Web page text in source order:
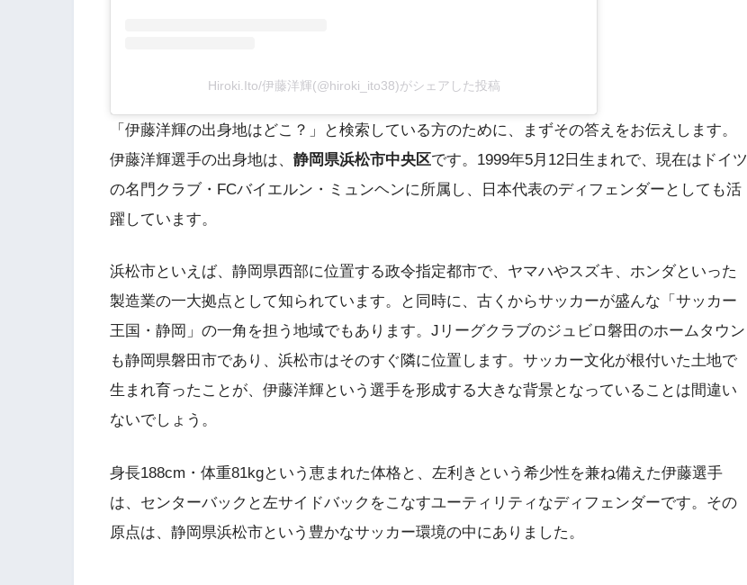
Hiroki.Ito/伊藤洋輝(@hiroki_ito38)がシェアした投稿
「伊藤洋輝の出身地はどこ？」と検索している方のために、まずその答えをお伝えします。
伊藤洋輝選手の出身地は、 静岡県浜松市中央区です。1999年5月12日生まれで、現在はドイツ
の名門クラブ・FCバイエルン・ミュンヘンに所属し、日本代表のディフェンダーとしても活
躍しています。
浜松市といえば、静岡県西部に位置する政令指定都市で、ヤマハやスズキ、ホンダといった
製造業の一大拠点として知られています。と同時に、古くからサッカーが盛んな「サッカー
王国・静岡」の一角を担う地域でもあります。Jリーグクラブのジュビロ磐田のホームタウン
も静岡県磐田市であり、浜松市はそのすぐ隣に位置します。サッカー文化が根付いた土地で
生まれ育ったことが、伊藤洋輝という選手を形成する大きな背景となっていることは間違い
ないでしょう。
身長188cm・体重81kgという恵まれた体格と、左利きという希少性を兼ね備えた伊藤選手
は、センターバックと左サイドバックをこなすユーティリティなディフェンダーです。その
原点は、静岡県浜松市という豊かなサッカー環境の中にありました。